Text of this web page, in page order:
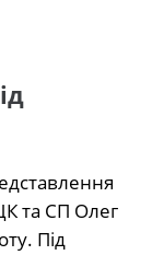
та СП Олег
Під